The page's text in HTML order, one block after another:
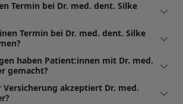
Termin bei Dr. med. dent. Silke
Termin bei Dr. med. dent. Silke
haben Patient:innen mit Dr. med.
gemacht?
Versicherung akzeptiert Dr. med.